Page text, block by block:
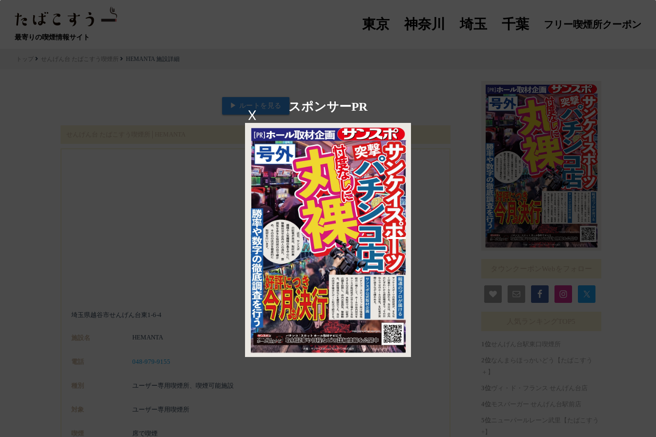
最寄りの喫煙情報サイト
東京 神奈川 埼玉 千葉 フリー喫煙所クーポン
スポンサーPR
X
1
トップ せんげん台 たばこすう喫煙所 HEMANTA 施設詳細
▶ ルートを見る
埼玉県越谷市せんげん台東1-6-4
施設名 HEMANTA
電話 048-979-9155
種別 ユーザー専用喫煙所、喫煙可能施設
対象 ユーザー専用喫煙所
喫煙 席で喫煙
せんげん台駅東口喫煙所
なんまらほっかいどう【たばこすう
＋】
ヴィ・ド・フランス せんげん台店
モスバーガー せんげん台駅前店
ニューパールレーン武里【たばこすう
+】